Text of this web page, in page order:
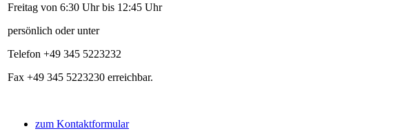
Freitag von 6:30 Uhr bis 12:45 Uhr
persönlich oder unter
Telefon +49 345 5223232
Fax +49 345 5223230 erreichbar.
zum Kontaktformular